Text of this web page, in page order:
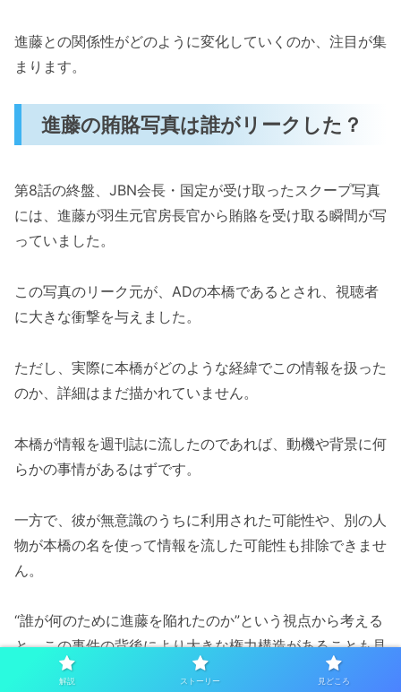
進藤との関係性がどのように変化していくのか、注目が集
まります。
進藤の賄賂写真は誰がリークした？
第8話の終盤、JBN会長・国定が受け取ったスクープ写真
には、進藤が羽生元官房長官から賄賂を受け取る瞬間が写
っていました。
この写真のリーク元が、ADの本橋であるとされ、視聴者
に大きな衝撃を与えました。
ただし、実際に本橋がどのような経緯でこの情報を扱った
のか、詳細はまだ描かれていません。
本橋が情報を週刊誌に流したのであれば、動機や背景に何
らかの事情があるはずです。
一方で、彼が無意識のうちに利用された可能性や、別の人
物が本橋の名を使って情報を流した可能性も排除できませ
ん。
“誰が何のために進藤を陥れたのか”という視点から考える
と、この事件の背後により大きな権力構造があることも見
えてきます。
解説 ストーリー 見どころ